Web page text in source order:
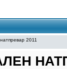
2011